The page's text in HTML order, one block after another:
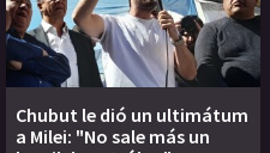
Chubut le dió un ultimátum
a Milei: "No sale más un